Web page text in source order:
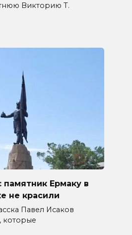
Викторию Т.
памятник Ермаку в
не красили
Павел Исаков
которые